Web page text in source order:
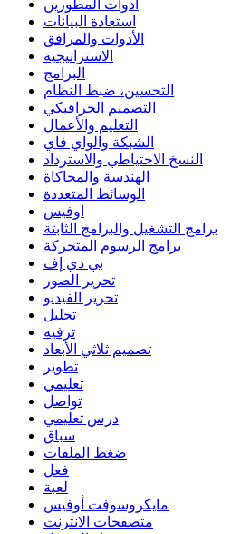
ادوات المطورين
استعادة البيانات
الأدوات والمرافق
الاستراتيجية
البرامج
التحسين، ضبط النظام
التصميم الجرافيكي
التعليم والأعمال
الشبكة والواي فاي
النسخ الاحتياطي والاسترداد
الهندسة والمحاكاة
الوسائط المتعددة
اوفيس
برامج التشغيل والبرامج الثابتة
برامج الرسوم المتحركة
بي دي إف
تحرير الصور
تحرير الفيديو
تحليل
ترفيه
تصميم ثلاثي الأبعاد
تطوير
تعليمي
تواصل
درس تعليمي
سباق
ضغط الملفات
فعل
لعبة
مايكروسوفت أوفيس
متصفحات الانترنت